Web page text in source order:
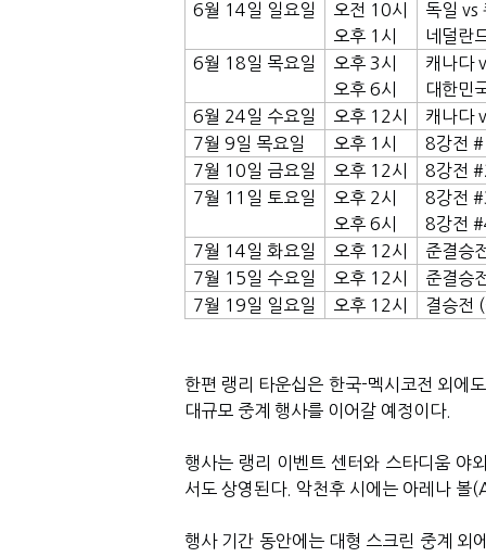
6월 14일 일요일 오전 10시
오후 1 시
독일 vs
네덜란
6월 18일 목요일 오후 3시
오후 6시
캐나다
대한민
6월 24일 수요일 오후 12시 캐나다
7월 9일 목요일 오후 1 시 8강전
7월 10일 금요일 오후 12시 8강전
7월 11 일 토요일 오후 2시
오후 6시
8강전
8강전
7월 14일 화요일 오후 12시
준결승
7월 15일 수요일 오후 12시
준결승
7월 19일 일요일 오후 12시 결승전 (
한편 랭리 타운십은 한국-멕시코전 외에
대규모 중계 행사를 이어갈 예정이다.
행사는 랭리 이벤트 센터와 스타디움 야
서도 상영된다. 악천후 시에는 아레나
행사 기간 동안에는 대형 스크린 중계 외